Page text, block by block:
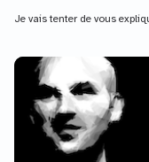
Je vais tenter de vous